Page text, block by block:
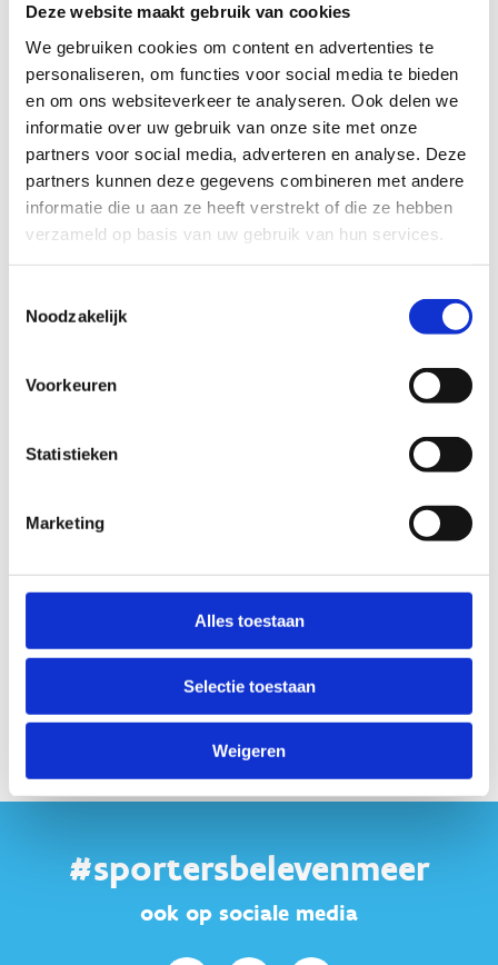
Deze website maakt gebruik van cookies
We gebruiken cookies om content en advertenties te
personaliseren, om functies voor social media te bieden
en om ons websiteverkeer te analyseren. Ook delen we
informatie over uw gebruik van onze site met onze
partners voor social media, adverteren en analyse. Deze
partners kunnen deze gegevens combineren met andere
informatie die u aan ze heeft verstrekt of die ze hebben
verzameld op basis van uw gebruik van hun services.
Noodzakelijk
Voorkeuren
Statistieken
Marketing
Alles toestaan
Selectie toestaan
Weigeren
Ontdek hoe wij helpen bij
#sportersbelevenmeer
ook op sociale media